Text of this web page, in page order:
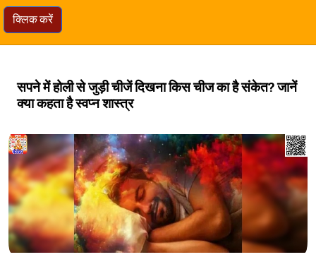
क्लिक करें
सपने में होली से जुड़ी चीजें दिखना किस चीज का है संकेत? जानें
क्या कहता है स्वप्न शास्त्र